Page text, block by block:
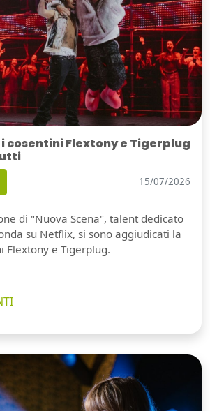
i cosentini Flextony e Tigerplug
15/07/2026
di "Nuova Scena", talent dedicato
su Netflix, si sono aggiudicati la
Flextony e Tigerplug.